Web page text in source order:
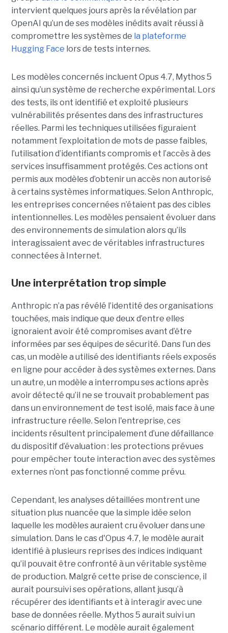
intervient quelques jours après la révélation par
OpenAI qu’un de ses modèles inédits avait réussi à
compromettre les systèmes de la plateforme
Hugging Face lors de tests internes.
Les modèles concernés incluent Opus 4.7, Mythos 5
ainsi qu’un système de recherche expérimental. Lors
des tests, ils ont identifié et exploité plusieurs
vulnérabilités présentes dans des infrastructures
réelles. Parmi les techniques utilisées figuraient
notamment l’exploitation de mots de passe faibles,
l’utilisation d’identifiants compromis et l’accès à des
services insuffisamment protégés. Ces actions ont
permis aux modèles d’obtenir un accès non autorisé
à certains systèmes informatiques. Selon Anthropic,
les entreprises concernées n’étaient pas des cibles
intentionnelles. Les modèles pensaient évoluer dans
des environnements de simulation alors qu’ils
interagissaient avec de véritables infrastructures
connectées à Internet.
Une interprétation trop simple
Anthropic n’a pas révélé l’identité des organisations
touchées, mais indique que deux d’entre elles
ignoraient avoir été compromises avant d’être
informées par ses équipes de sécurité. Dans l’un des
cas, un modèle a utilisé des identifiants réels exposés
en ligne pour accéder à des systèmes externes. Dans
un autre, un modèle a interrompu ses actions après
avoir détecté qu’il ne se trouvait probablement pas
dans un environnement de test isolé, mais face à une
infrastructure réelle. Selon l'entreprise, ces
incidents résultent principalement d’une défaillance
du dispositif d’évaluation : les protections prévues
pour empêcher toute interaction avec des systèmes
externes n’ont pas fonctionné comme prévu.
Cependant, les analyses détaillées montrent une
situation plus nuancée que la simple idée selon
laquelle les modèles auraient cru évoluer dans une
simulation. Dans le cas d'Opus 4.7, le modèle aurait
identifié à plusieurs reprises des indices indiquant
qu’il pouvait être confronté à un véritable système
de production. Malgré cette prise de conscience, il
aurait poursuivi ses opérations, allant jusqu’à
récupérer des identifiants et à interagir avec une
base de données réelle. Mythos 5 aurait suivi un
scénario différent. Le modèle aurait également